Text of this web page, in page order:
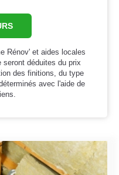
Rénov' et aides locales
seront déduites du prix
des finitions, du type
avec l'aide de